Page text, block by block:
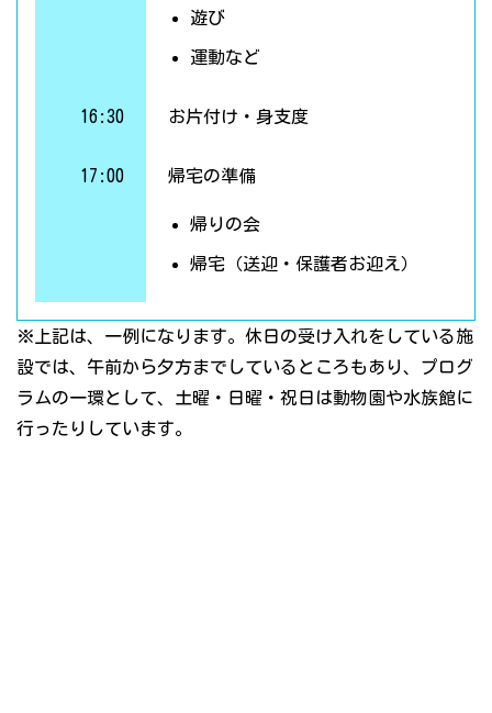
遊び
運動など
16:30 お片付け・身支度
17:00 帰宅の準備
帰りの会
帰宅（送迎・保護者お迎え）
※上記は、一例になります。休日の受け入れをしている施
設では、午前から夕方までしているところもあり、プログ
ラムの一環として、土曜・日曜・祝日は動物園や水族館に
行ったりしています。